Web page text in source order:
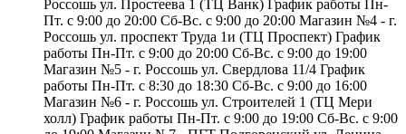
Россошь ул. Простеева 1 (ТЦ Ванк) График работы Пн-
Пт. с 9:00 до 20:00 Сб-Вс. с 9:00 до 20:00 Магазин №4 - г.
Россошь ул. проспект Труда 1и (ТЦ Проспект) График
работы Пн-Пт. с 9:00 до 20:00 Сб-Вс. с 9:00 до 19:00
Магазин №5 - г. Россошь ул. Свердлова 11/4 График
работы Пн-Пт. с 8:30 до 18:30 Сб-Вс. с 9:00 до 16:00
Магазин №6 - г. Россошь ул. Строителей 1 (ТЦ Мери
холл) График работы Пн-Пт. с 9:00 до 19:00 Сб-Вс. с 9:00